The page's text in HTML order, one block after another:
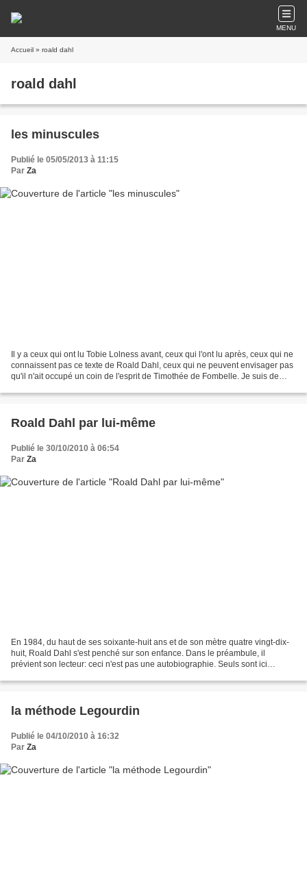
MENU
Accueil » roald dahl
roald dahl
les minuscules
Publié le 05/05/2013 à 11:15
Par Za
Il y a ceux qui ont lu Tobie Lolness avant, ceux qui l'ont lu après, ceux qui ne
connaissent pas ce texte de Roald Dahl, ceux qui ne peuvent envisager pas
qu'il n'ait occupé un coin de l'esprit de Timothée de Fombelle. Je suis de
Roald Dahl par lui-même
Publié le 30/10/2010 à 06:54
Par Za
En 1984, du haut de ses soixante-huit ans et de son mètre quatre vingt-dix-
huit, Roald Dahl s'est penché sur son enfance. Dans le préambule, il
prévient son lecteur: ceci n'est pas une autobiographie. Seuls sont ici
la méthode Legourdin
Publié le 04/10/2010 à 16:32
Par Za